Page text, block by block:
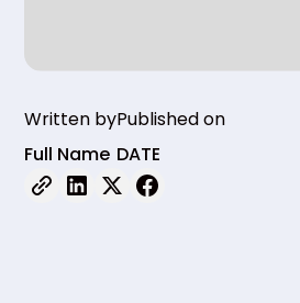
Written by
Full Name
Published on
DATE